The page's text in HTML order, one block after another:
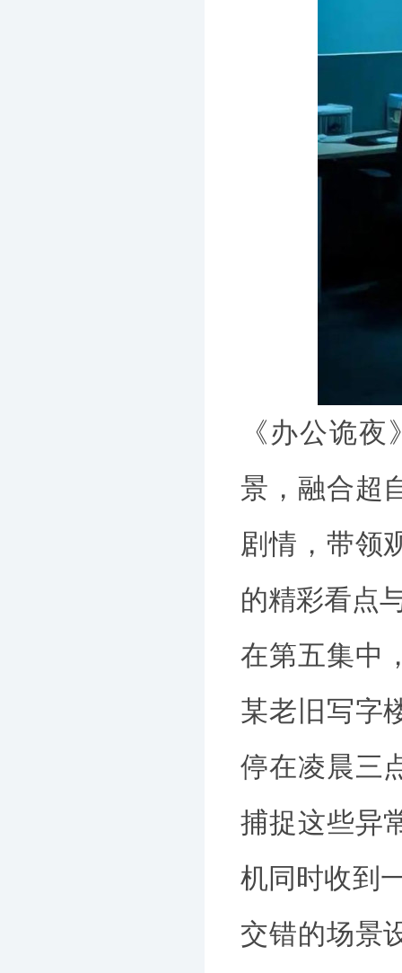
《办公诡
景，融合超
剧情，带领
的精彩看点
在第五集中
某老旧写字
停在凌晨三
捕捉这些异
机同时收到
交错的场景